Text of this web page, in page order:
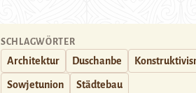
SCHLAGWÖRTER
Architektur Duschanbe
Sowjetunion Städtebau